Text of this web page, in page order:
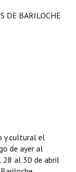
DE BARILOCHE
y cultural el
de ayer al
28 al 30 de abril